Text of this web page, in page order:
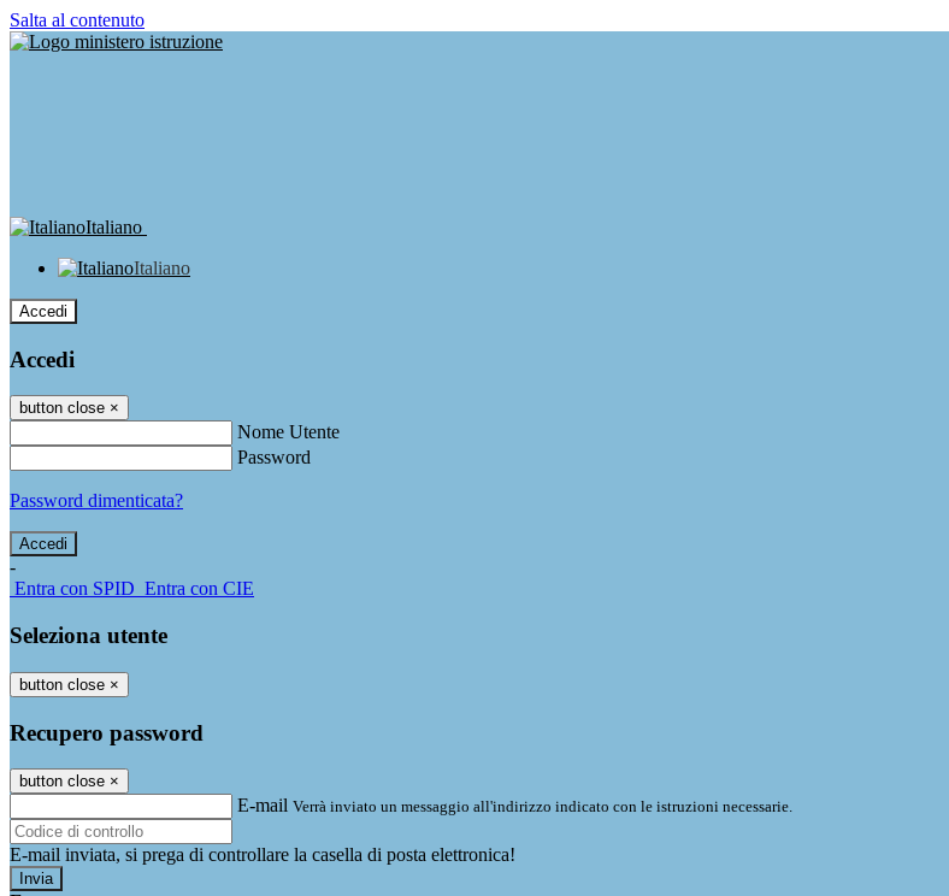
Salta al contenuto
Italiano
Italiano
Accedi
Accedi
button close ×
Nome Utente
Password
Password dimenticata?
-
Entra con SPID Entra con CIE
Seleziona utente
button close ×
Recupero password
button close ×
E-mail Verrà inviato un messaggio all'indirizzo indicato con le istruzioni necessarie.
E-mail inviata, si prega di controllare la casella di posta elettronica!